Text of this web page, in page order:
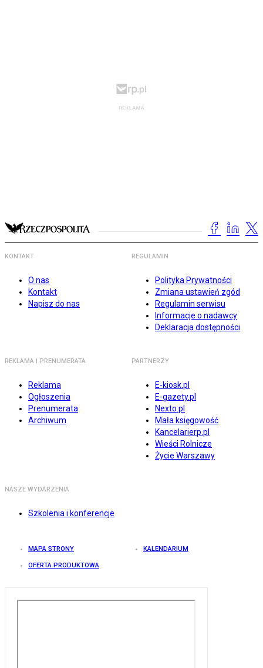
KONTAKT
O nas
Kontakt
Napisz do nas
REGULAMIN
Polityka Prywatności
Zmiana ustawień zgód
Regulamin serwisu
Informacje o nadawcy
Deklaracja dostępności
REKLAMA I PRENUMERATA
Reklama
Ogłoszenia
Prenumerata
Archiwum
PARTNERZY
E-kiosk.pl
E-gazety.pl
Nexto.pl
Mała księgowość
Kancelarierp.pl
Wieści Rolnicze
Życie Warszawy
NASZE WYDARZENIA
Szkolenia i konferencje
MAPA STRONY KALENDARIUM
OFERTA PRODUKTOWA